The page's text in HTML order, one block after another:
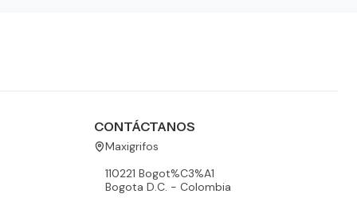
CONTÁCTANOS
Maxigrifos
110221 Bogot%C3%A1
Bogota D.C. - Colombia